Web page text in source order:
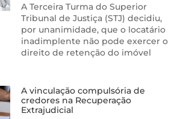
A Terceira Turma do Superior
Tribunal de Justiça (STJ) decidiu,
por unanimidade, que o locatário
inadimplente não pode exercer o
direito de retenção do imóvel
A vinculação compulsória de
credores na Recuperação
Extrajudicial